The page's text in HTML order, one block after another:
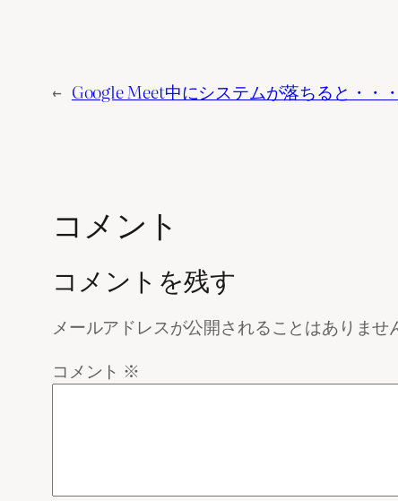
← Google Meet中にシステムが落ちると・・・
コメント
コメントを残す
メールアドレスが公開されることはありませ
コメント ※